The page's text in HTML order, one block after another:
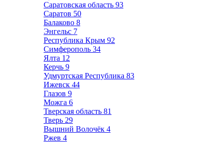
Саратовская область 93
Саратов 50
Балаково 8
Энгельс 7
Республика Крым 92
Симферополь 34
Ялта 12
Керчь 9
Удмуртская Республика 83
Ижевск 44
Глазов 9
Можга 6
Тверская область 81
Тверь 29
Вышний Волочёк 4
Ржев 4